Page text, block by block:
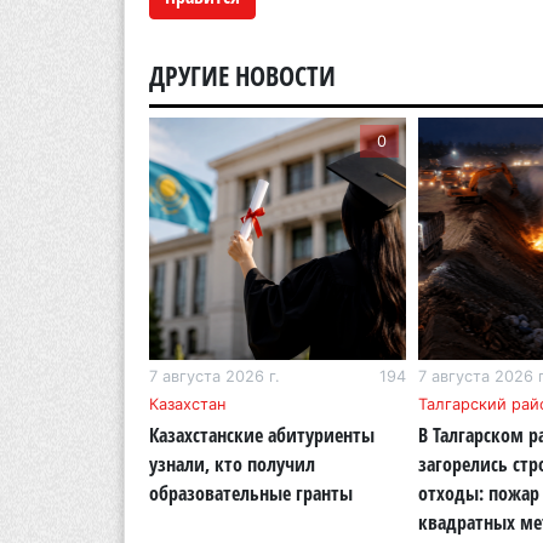
ДРУГИЕ НОВОСТИ
0
7 августа 2026 г.
194
Казахстан
Казахстанские абитуриенты
узнали, кто получил
образовательные гранты
7 августа 2026
Талгарский
В Талгарском
загорелись
отходы: пожар
квадратных